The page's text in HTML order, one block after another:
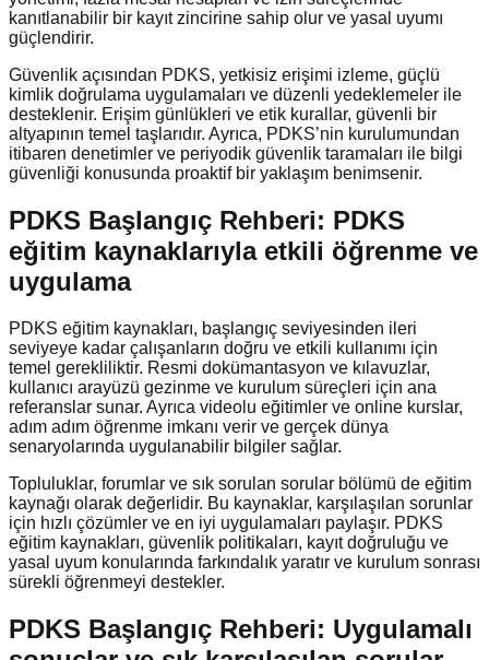
kanıtlanabilir bir kayıt zincirine sahip olur ve yasal uyumı
güçlendirir.
Güvenlik açısından PDKS, yetkisiz erişimi izleme, güçlü
kimlik doğrulama uygulamaları ve düzenli yedeklemeler ile
desteklenir. Erişim günlükleri ve etik kurallar, güvenli bir
altyapının temel taşlarıdır. Ayrıca, PDKS’nin kurulumundan
itibaren denetimler ve periyodik güvenlik taramaları ile bilgi
güvenliği konusunda proaktif bir yaklaşım benimsenir.
PDKS Başlangıç Rehberi: PDKS
eğitim kaynaklarıyla etkili öğrenme ve
uygulama
PDKS eğitim kaynakları, başlangıç seviyesinden ileri
seviyeye kadar çalışanların doğru ve etkili kullanımı için
temel gerekliliktir. Resmi dokümantasyon ve kılavuzlar,
kullanıcı arayüzü gezinme ve kurulum süreçleri için ana
referanslar sunar. Ayrıca videolu eğitimler ve online kurslar,
adım adım öğrenme imkanı verir ve gerçek dünya
senaryolarında uygulanabilir bilgiler sağlar.
Topluluklar, forumlar ve sık sorulan sorular bölümü de eğitim
kaynağı olarak değerlidir. Bu kaynaklar, karşılaşılan sorunlar
için hızlı çözümler ve en iyi uygulamaları paylaşır. PDKS
eğitim kaynakları, güvenlik politikaları, kayıt doğruluğu ve
yasal uyum konularında farkındalık yaratır ve kurulum sonrası
sürekli öğrenmeyi destekler.
PDKS Başlangıç Rehberi: Uygulamalı